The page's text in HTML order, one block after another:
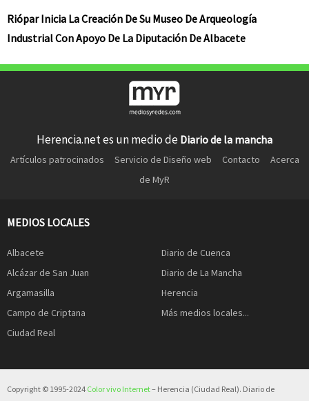
Riópar Inicia La Creación De Su Museo De Arqueología
Industrial Con Apoyo De La Diputación De Albacete
Herencia.net es un medio de Diario de la mancha
Artículos patrocinados Servicio de Diseño web Contacto
Acerca
de MyR
MEDIOS LOCALES
Albacete
Alcázar de San Juan
Argamasilla
Campo de Criptana
Ciudad Real
Diario de Cuenca
Diario de La Mancha
Herencia
Más medios locales...
Copyright © 1995-2024 Color vivo Internet– Herencia (Ciudad Real). Diario de